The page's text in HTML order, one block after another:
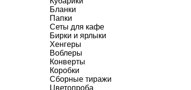
Бланки
Папки
Сеты для кафе
Бирки и ярлыки
Хенгеры
Воблеры
Конверты
Коробки
Сборные тиражи
Цветопроба